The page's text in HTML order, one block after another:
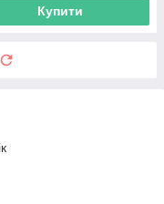
Купити